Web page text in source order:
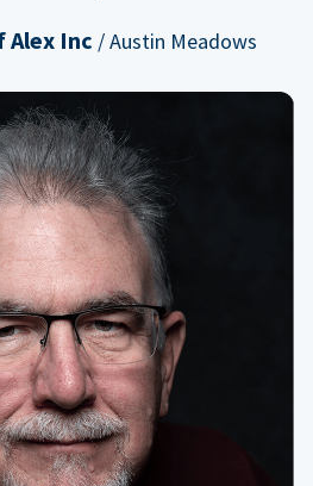
Alex Inc / Austin Meadows